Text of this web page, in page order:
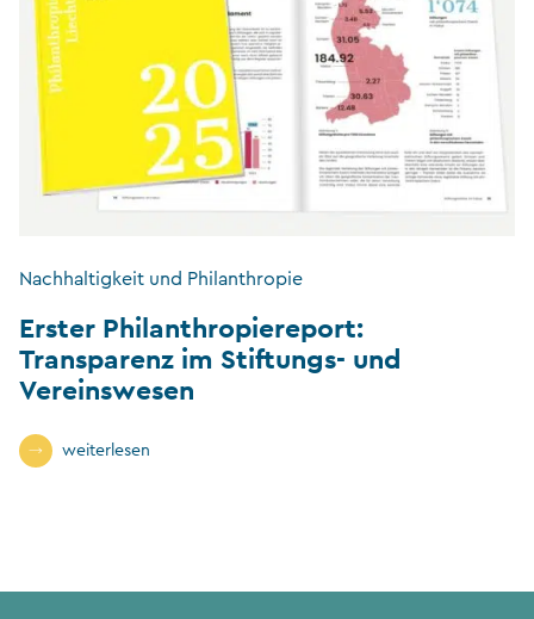
Nachhaltigkeit und Philanthropie
Erster Philanthropiereport:
Transparenz im Stiftungs- und
Vereinswesen
weiterlesen